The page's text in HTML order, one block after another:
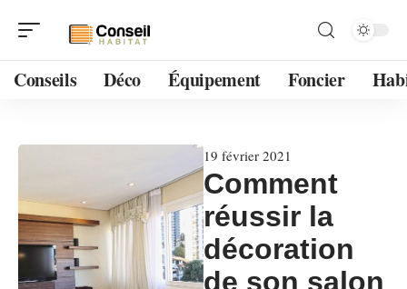
Conseils Déco Équipement Foncier
19 février 2021
Comment
réussir la
décoration
de son salon